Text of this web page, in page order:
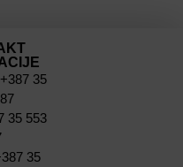
35
35 553
35